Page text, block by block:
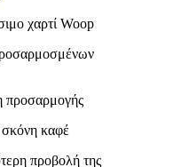
χαρτί Woop
προσαρμογής
καφέ
προβολή της